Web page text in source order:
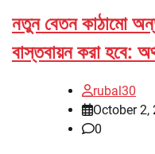
নতুন বেতন কাঠামো
বাস্তবায়ন করা হবে:
rubal30
October 2,
0